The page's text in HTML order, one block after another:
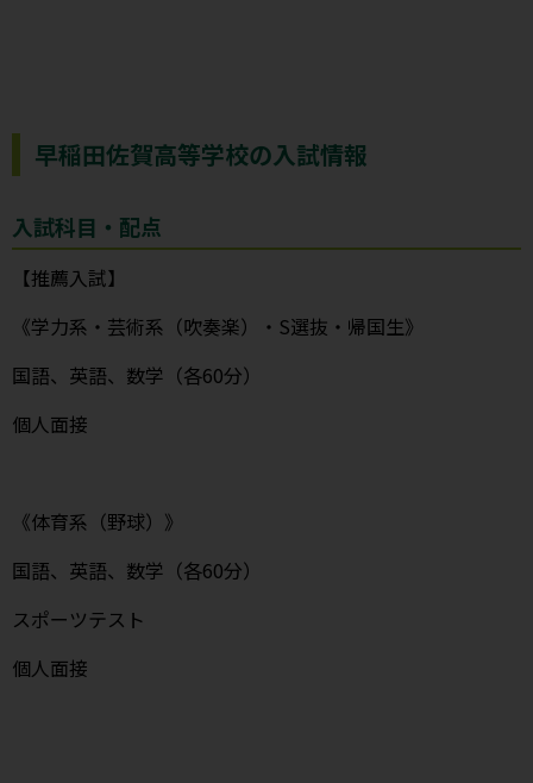
早稲田佐賀高等学校の入試情報
入試科目・配点
【推薦入試】
《学力系・芸術系（吹奏楽）・S選抜・帰国生》
国語、英語、数学（各60分）
個人面接
《体育系（野球）》
国語、英語、数学（各60分）
スポーツテスト
個人面接